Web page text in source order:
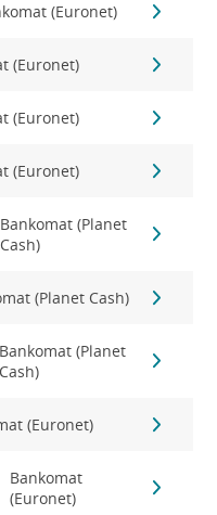
(Euronet)
(Euronet)
(Euronet)
(Euronet)
Bankomat (Planet
Cash)
(Planet Cash)
Bankomat (Planet
Cash)
(Euronet)
Bankomat
(Euronet)